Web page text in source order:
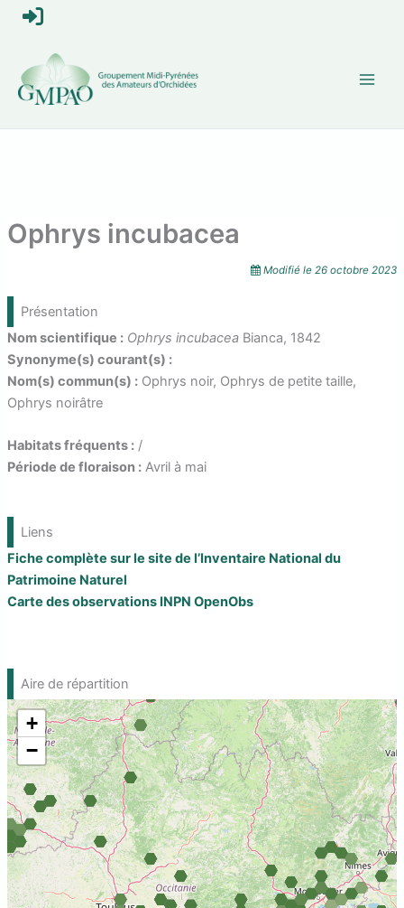
Aller
e
c
o
e
r
Ophrys incubacea
Modifié le26 octobre 2023
Présentation
Nom scientifique : Ophrys incubaceaBianca, 1842
Synonyme(s) courant(s) :
Nom(s) commun(s) :Ophrys noir, Ophrys de petite taille,
Ophrys noirâtre
Habitats fréquents :/
Période de floraison :Avril à mai
Liens
Fiche complète sur le site de l’Inventaire National du
Patrimoine Naturel
Carte des observations INPN OpenObs
Aire de répartition
+
−